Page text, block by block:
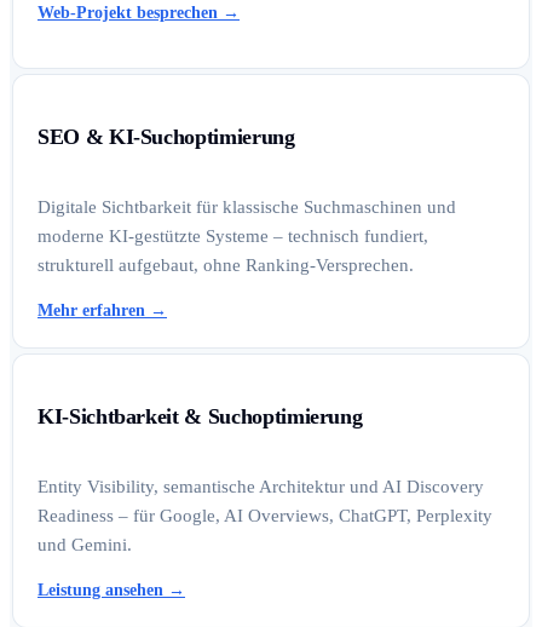
Web-Projekt besprechen →
SEO & KI-Suchoptimierung
Digitale Sichtbarkeit für klassische Suchmaschinen und
moderne KI-gestützte Systeme – technisch fundiert,
strukturell aufgebaut, ohne Ranking-Versprechen.
Mehr erfahren →
KI-Sichtbarkeit & Suchoptimierung
Entity Visibility, semantische Architektur und AI Discovery
Readiness – für Google, AI Overviews, ChatGPT, Perplexity
und Gemini.
Leistung ansehen →